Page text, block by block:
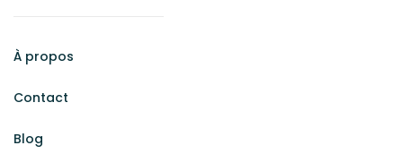
À propos
Contact
Blog